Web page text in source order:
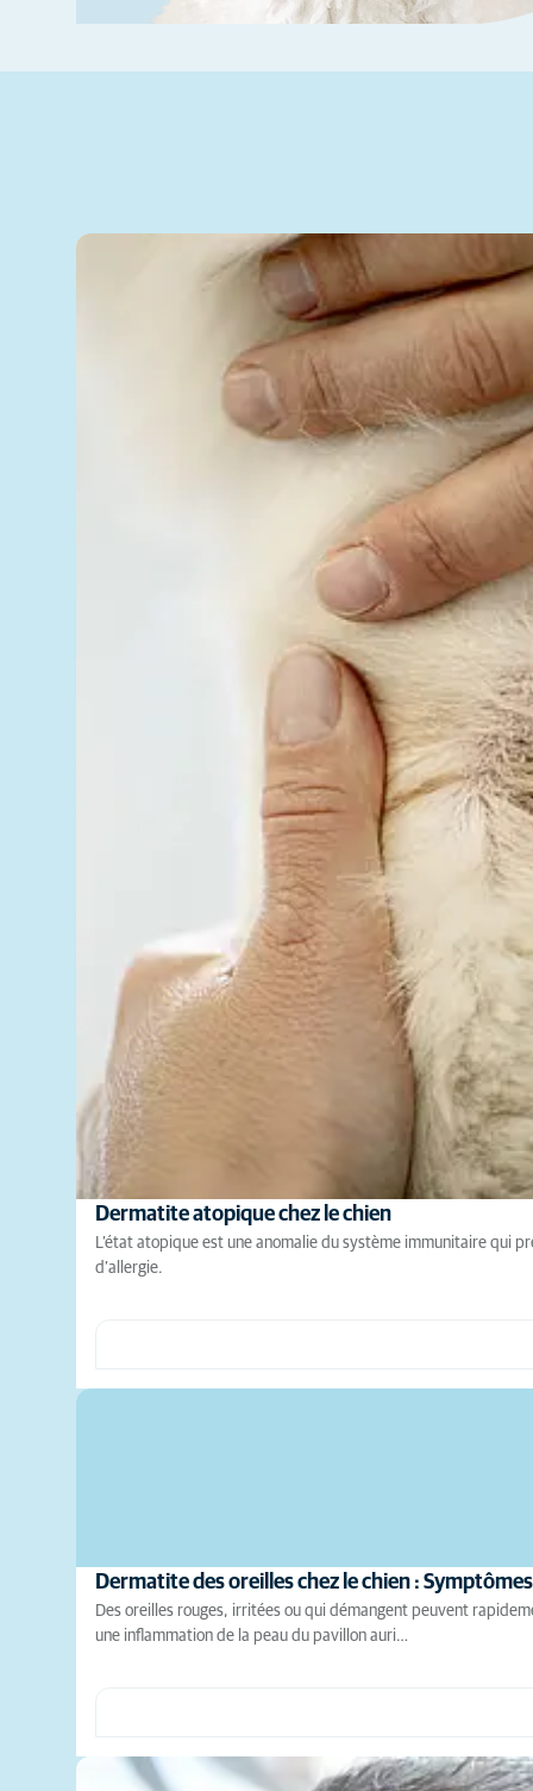
Dermatite atopique chez le chien
L’état atopique est une anomalie du système immunitaire qui
d’allergie.
Dermatite des oreilles chez le chien :
Des oreilles rouges, irritées ou qui démangent peuvent
une inflammation de la peau du pavillon auri…